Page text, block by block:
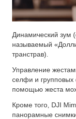
Динамический зум
называемый
транстрав).
Управление
селфи и
помощью жеста
Кроме того, DJI
панорамные